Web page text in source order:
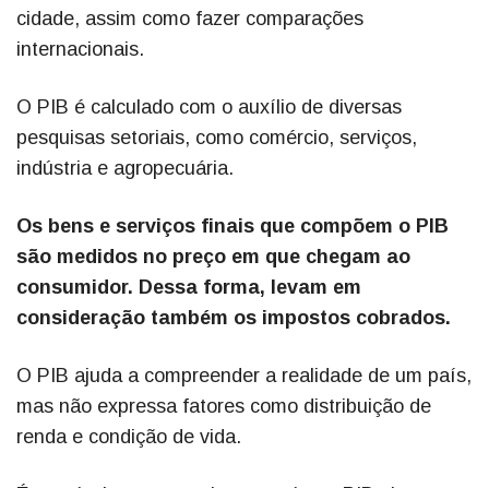
cidade, assim como fazer comparações
internacionais.
O PIB é calculado com o auxílio de diversas
pesquisas setoriais, como comércio, serviços,
indústria e agropecuária.
Os bens e serviços finais que compõem o PIB
são medidos no preço em que chegam ao
consumidor. Dessa forma, levam em
consideração também os impostos cobrados.
O PIB ajuda a compreender a realidade de um país,
mas não expressa fatores como distribuição de
renda e condição de vida.